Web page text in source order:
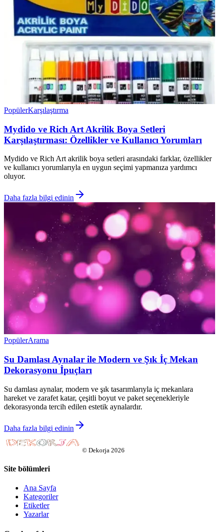
PopülerKarşılaştırma
Mydido ve Rich Art Akrilik Boya Setleri
Karşılaştırması: Özellikler ve Kullanıcı Yorumları
Mydido ve Rich Art akrilik boya setleri arasındaki farklar, özellikler
ve kullanıcı yorumlarıyla en uygun seçimi yapmanıza yardımcı
oluyor.
Daha fazla bilgi edinin
PopülerArama
Su Damlası Aynalar ile Modern ve Şık İç Mekan
Dekorasyonu İpuçları
Su damlası aynalar, modern ve şık tasarımlarıyla iç mekanlara
hareket ve zarafet katar, çeşitli boyut ve paket seçenekleriyle
dekorasyonda tercih edilen estetik aynalardır.
Daha fazla bilgi edinin
© Dekorja 2026
Site bölümleri
Ana Sayfa
Kategoriler
Etiketler
Yazarlar